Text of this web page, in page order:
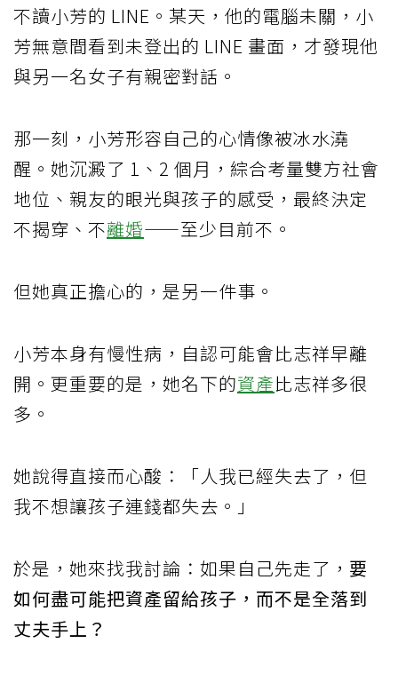
不讀小芳的 LINE。某天，他的電腦未關，小
芳無意間看到未登出的 LINE 畫面，才發現他
與另一名女子有親密對話。
那一刻，小芳形容自己的心情像被冰水澆
醒。她沉澱了 1、2 個月，綜合考量雙方社會
地位、親友的眼光與孩子的感受，最終決定
不揭穿、不離婚——至少目前不。
但她真正擔心的，是另一件事。
小芳本身有慢性病，自認可能會比志祥早離
開。更重要的是，她名下的資產比志祥多很
多。
她說得直接而心酸：「人我已經失去了，但
我不想讓孩子連錢都失去。」
於是，她來找我討論：如果自己先走了， 要
如何盡可能把資產留給孩子，而不是全落到
丈夫手上？